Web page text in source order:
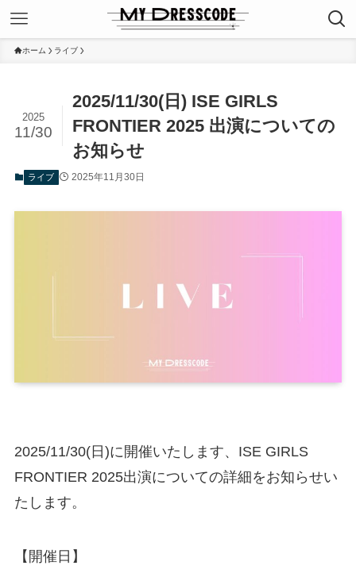
ホーム ライブ
2025/11/30(日) ISE GIRLS
FRONTIER 2025 出演についての
お知らせ
2025
11/30
ライブ 2025年11月30日
2025/11/30(日)に開催いたします、ISE GIRLS
FRONTIER 2025出演についての詳細をお知らせい
たします。
【開催日】